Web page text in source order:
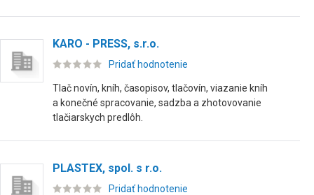
KARO - PRESS, s.r.o.
Pridať hodnotenie
Tlač novín, kníh, časopisov, tlačovín, viazanie kníh
a konečné spracovanie, sadzba a zhotovovanie
tlačiarskych predlôh.
PLASTEX, spol. s r.o.
Pridať hodnotenie